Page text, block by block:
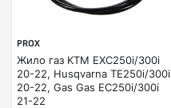
PROX
Жило газ KTM EXC250i/300i
20-22, Husqvarna TE250i/300i
20-22, Gas Gas EC250i/300i
21-22